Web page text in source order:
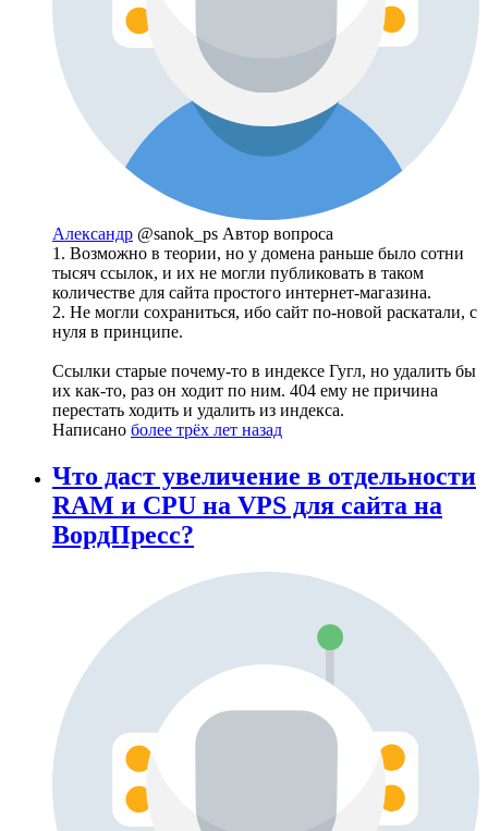
Александр @sanok_ps Автор вопроса
1. Возможно в теории, но у домена раньше было сотни
тысяч ссылок, и их не могли публиковать в таком
количестве для сайта простого интернет-магазина.
2. Не могли сохраниться, ибо сайт по-новой раскатали, с
нуля в принципе.
Ссылки старые почему-то в индексе Гугл, но удалить бы
их как-то, раз он ходит по ним. 404 ему не причина
перестать ходить и удалить из индекса.
Написано более трёх лет назад
Что даст увеличение в отдельности
RAM и CPU на VPS для сайта на
ВордПресс?